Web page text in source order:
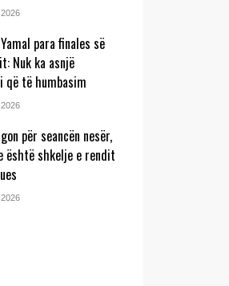
para finales së
Nuk ka asnjë
që të humbasim
për seancën nesër,
është shkelje e rendit